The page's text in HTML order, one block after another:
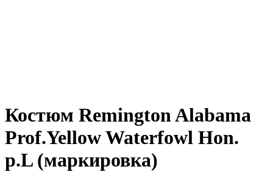
Костюм Remington Alabama
Prof.Yellow Waterfowl Hon.
р.L (маркировка)